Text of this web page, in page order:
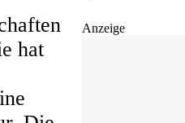
Anzeige
hat